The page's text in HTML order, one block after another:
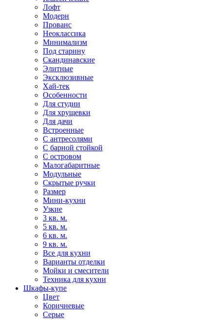
Лофт
Модерн
Прованс
Неоклассика
Минимализм
Под старину
Скандинавские
Элитные
Эксклюзивные
Хай-тек
Особенности
Для студии
Для хрущевки
Для дачи
Встроенные
С антресолями
С барной стойкой
С островом
Малогабаритные
Модульные
Скрытые ручки
Размер
Мини-кухни
Узкие
3 кв. м.
5 кв. м.
6 кв. м.
9 кв. м.
Все для кухни
Варианты отделки
Мойки и смесители
Техника для кухни
Шкафы-купе
Цвет
Коричневые
Серые